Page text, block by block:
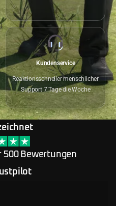
Kundenservice
Reaktionsschneller menschlicher
Support 7 Tage die Woche
500 Bewertungen